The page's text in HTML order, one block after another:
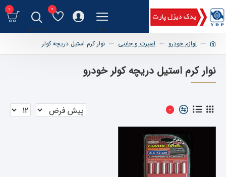
0
0
لوازم خودرو اسپرت و جانبی نوار کرم استیل دریچه کولر
نوار کرم استیل دریچه کولر خودرو
0